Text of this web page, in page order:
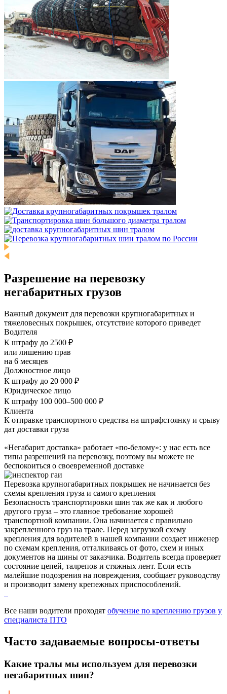
Разрешение на перевозку
негабаритных грузов
Важный документ для перевозки крупногабаритных и
тяжеловесных покрышек, отсутствие которого приведет
Водителя
К штрафу до 2500 ₽
или лишению прав
на 6 месяцев
Должностное лицо
К штрафу до 20 000 ₽
Юридическое лицо
К штрафу 100 000–500 000 ₽
Клиента
К отправке транспортного средства на штрафстоянку и срыву
дат доставки груза
«Негабарит доставка» работает «по-белому»: у нас есть все
типы разрешений на перевозку, поэтому вы можете не
беспокоиться о своевременной доставке
Перевозка крупногабаритных покрышек не начинается без
схемы крепления груза и самого крепления
Безопасность транспортировки шин так же как и любого
другого груза – это главное требование хорошей
транспортной компании. Она начинается с правильно
закрепленного груз на трале. Перед загрузкой схему
крепления для водителей в нашей компании создает инженер
по схемам крепления, отталкиваясь от фото, схем и иных
документов на шины от заказчика. Водитель всегда проверяет
состояние цепей, талрепов и стяжных лент. Если есть
малейшие подозрения на повреждения, сообщает руководству
и производит замену крепежных приспособлений.
Все наши водители проходят обучение по креплению грузов у
специалиста ПТО
Часто задаваемые вопросы-ответы
Какие тралы мы используем для перевозки
негабаритных шин?